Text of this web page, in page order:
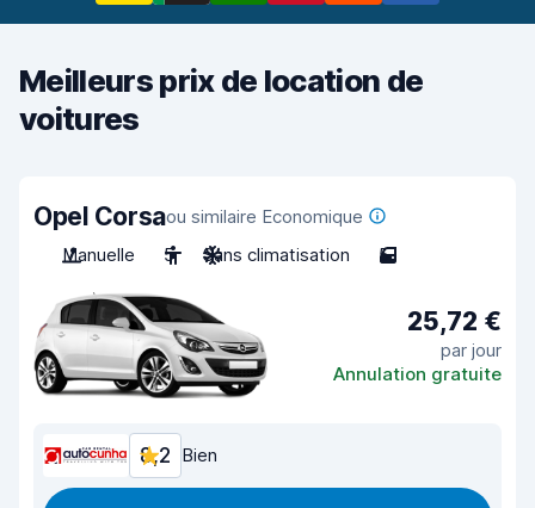
Meilleurs prix de location de
voitures
Opel Corsaou similaire Economique
Manuelle
5 Sans climatisation 5
25,72 €
par jour
Annulation gratuite
8,2 Bien